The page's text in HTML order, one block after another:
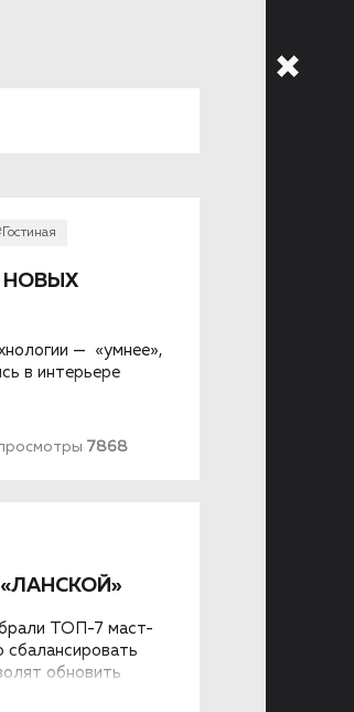
НОВЫХ
— «умнее»,
в интерьере
7868
ТОП-7 маст-
сбалансировать
обновить